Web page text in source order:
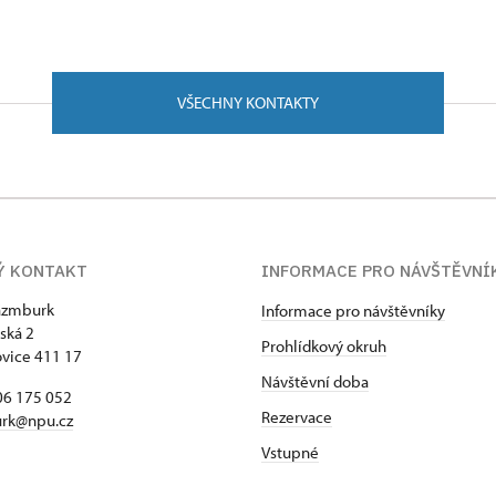
školu ekonomického zaměření. V roce 2000 nastoupila
VŠECHNY KONTAKTY
KONTAKT
2
411 17
175 052
INFORMACE PRO
Informace pro návštěvníky
Prohlídkový okruh
Návštěvní doba
Rezervace
Vstupné